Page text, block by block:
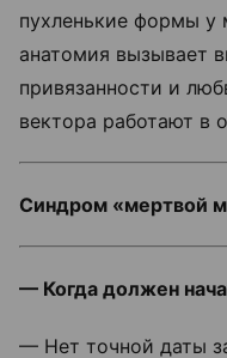
пухленькие формы у
анатомия вызывает
привязанности и
вектора работают в
Синдром «мертвой
— Когда должен
— Нет точной даты